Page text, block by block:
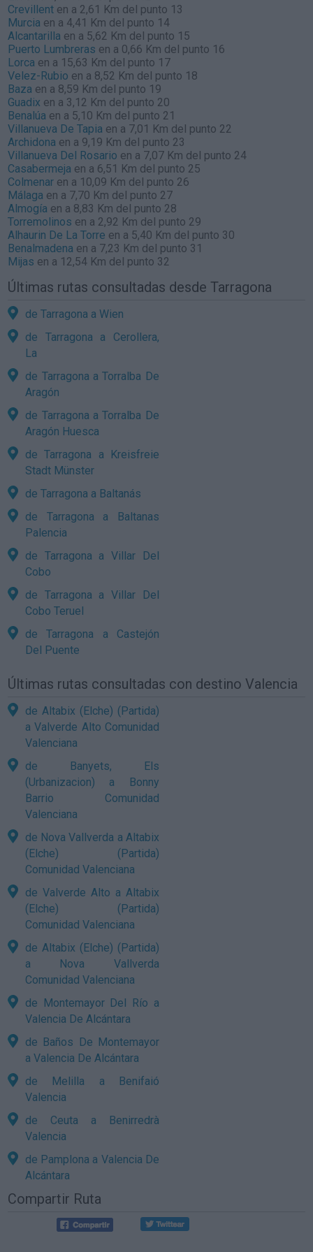
Crevillent en a 2,61 Km del punto 13
Murcia en a 4,41 Km del punto 14
Alcantarilla en a 5,62 Km del punto 15
Puerto Lumbreras en a 0,66 Km del punto 16
Lorca en a 15,63 Km del punto 17
Velez-Rubio en a 8,52 Km del punto 18
Baza en a 8,59 Km del punto 19
Guadix en a 3,12 Km del punto 20
Benalúa en a 5,10 Km del punto 21
Villanueva De Tapia en a 7,01 Km del punto 22
Archidona en a 9,19 Km del punto 23
Villanueva Del Rosario en a 7,07 Km del punto 24
Casabermeja en a 6,51 Km del punto 25
Colmenar en a 10,09 Km del punto 26
Málaga en a 7,70 Km del punto 27
Almogía en a 8,83 Km del punto 28
Torremolinos en a 2,92 Km del punto 29
Alhaurin De La Torre en a 5,40 Km del punto 30
Benalmadena en a 7,23 Km del punto 31
Mijas en a 12,54 Km del punto 32
Últimas rutas consultadas desde Tarragona
de Tarragona a Wien
de Tarragona a Cerollera,
La
de Tarragona a Torralba De
Aragón
de Tarragona a Torralba De
Aragón Huesca
de Tarragona a Kreisfreie
Stadt Münster
de Tarragona a Baltanás
de Tarragona a Baltanas
Palencia
de Tarragona a Villar Del
Cobo
de Tarragona a Villar Del
Cobo Teruel
de Tarragona a Castejón
Del Puente
Últimas rutas consultadas con destino Valencia
de Altabix (Elche) (Partida)
a Valverde Alto Comunidad
Valenciana
de Banyets, Els
(Urbanizacion) a Bonny
Barrio Comunidad
Valenciana
de Nova Vallverda a Altabix
(Elche) (Partida)
Comunidad Valenciana
de Valverde Alto a Altabix
(Elche) (Partida)
Comunidad Valenciana
de Altabix (Elche) (Partida)
a Nova Vallverda
Comunidad Valenciana
de Montemayor Del Río a
Valencia De Alcántara
de Baños De Montemayor
a Valencia De Alcántara
de Melilla a Benifaió
Valencia
de Ceuta a Benirredrà
Valencia
de Pamplona a Valencia De
Alcántara
Compartir Ruta